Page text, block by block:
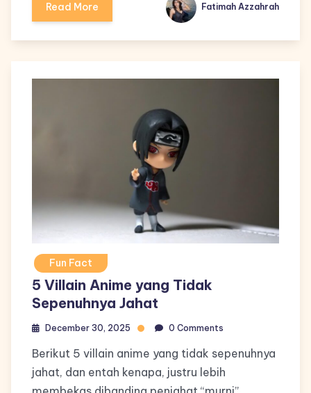
Read More Fatimah Azzahrah
Fun Fact
5 Villain Anime yang Tidak
Sepenuhnya Jahat
December 30, 2025 0 Comments
Berikut 5 villain anime yang tidak sepenuhnya
jahat, dan entah kenapa, justru lebih